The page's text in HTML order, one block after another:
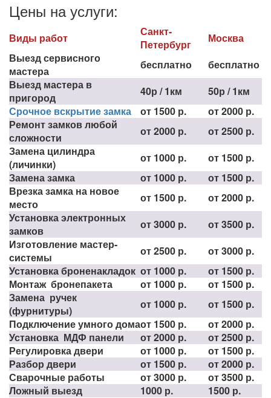
Цены на услуги:
Виды работ
Санкт-
Петербург
Москва
Выезд сервисного
мастера
бесплатно
бесплатно
Выезд мастера в
пригород
40р / 1км
50р / 1км
Срочное вскрытие замка
от 1500 р.
от 2000 р.
Ремонт замков любой
сложности
от 2000 р.
от 2500 р.
Замена цилиндра
(личинки)
от 1000 р.
от 1500 р.
Замена замка
от 1000 р.
от 1500 р.
Врезка замка на новое
место
от 1500 р.
от 2000 р.
Установка электронных
замков
от 3000 р.
от 3500 р.
Изготовление мастер-
системы
от 2500 р.
от 3000 р.
Установка броненакладок от 1000 р.
от 1500 р.
Монтаж бронепакета
от 1000 р.
от 1500 р.
Замена ручек
(фурнитуры)
от 1000 р.
от 1500 р.
Подключение умного домаот 1500 р.
от 2000 р.
Установка МДФ панели
от 2000 р.
от 2500 р.
Регулировка двери
от 1000 р.
от 1500 р.
Разбор двери
от 1500 р.
от 2000 р.
Сварочные работы
от 3000 р.
от 3500 р.
Ложный выезд
1000 р. 1500 р.